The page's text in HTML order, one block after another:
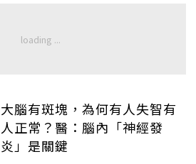
大腦有斑塊，為何有人失智有
人正常？醫：腦內「神經發
炎」是關鍵